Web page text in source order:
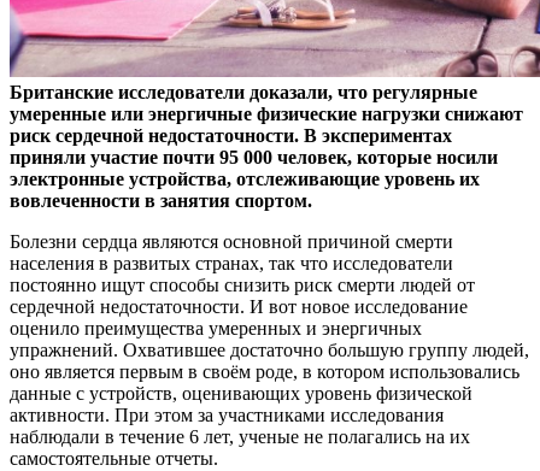
Британские исследователи доказали, что регулярные
умеренные или энергичные физические нагрузки снижают
риск сердечной недостаточности. В экспериментах
приняли участие почти 95 000 человек, которые носили
электронные устройства, отслеживающие уровень их
вовлеченности в занятия спортом.
Болезни сердца являются основной причиной смерти
населения в развитых странах, так что исследователи
постоянно ищут способы снизить риск смерти людей от
сердечной недостаточности. И вот новое исследование
оценило преимущества умеренных и энергичных
упражнений. Охватившее достаточно большую группу людей,
оно является первым в своём роде, в котором использовались
данные с устройств, оценивающих уровень физической
активности. При этом за участниками исследования
наблюдали в течение 6 лет, ученые не полагались на их
самостоятельные отчеты.